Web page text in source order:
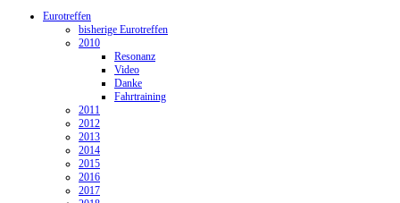
Eurotreffen
bisherige Eurotreffen
2010
Resonanz
Video
Danke
Fahrtraining
2011
2012
2013
2014
2015
2016
2017